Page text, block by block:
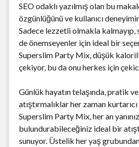
SEO odaklı yazılmış olan bu
özgünlüğünü ve kullanıcı
Sadece lezzetli olmakla kalmayıp,
de önemseyenler için ideal bir
Superslim Party Mix, düşük
çekiyor, bu da onu herkes için
Günlük hayatın telaşında, pratik
atıştırmalıklar her zaman
Superslim Party Mix, her an
bulundurabileceğiniz ideal bir
sunuyor. Üstelik her yaş